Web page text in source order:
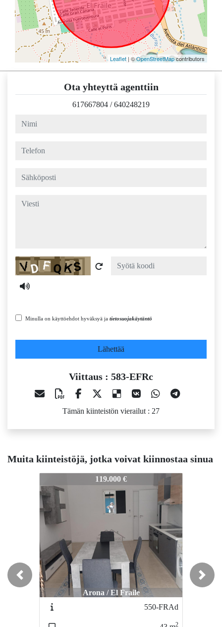
Leaflet | ©OpenStreetMapcontributors
Ota yhteyttä agenttiin
617667804 /640248219
nimi
telefon
sähköposti
viesti
Captcha
Minulla on käyttöehdot hyväksyä ja tietosuojakäytäntö
Lähettää
Viittaus : 583-EFRc
Tämän kiinteistön vierailut : 27
Muita kiinteistöjä, jotka voivat kiinnostaa sinua
119.000 €
Arona / El Fraile
550-FRAd
2
583-EFRc
Arona / El Fraile
Previous Next